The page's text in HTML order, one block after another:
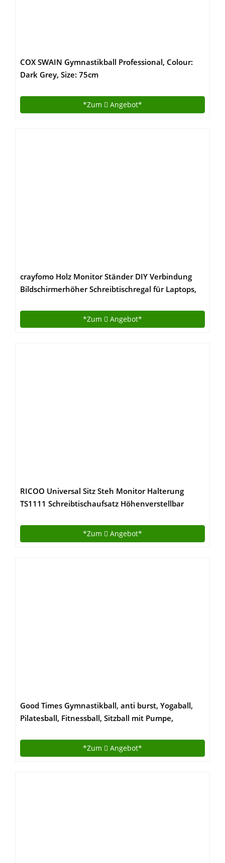
COX SWAIN Gymnastikball Professional, Colour:
Dark Grey, Size: 75cm
*Zum Angebot*
crayfomo Holz Monitor Ständer DIY Verbindung
Bildschirmerhöher Schreibtischregal für Laptops,
Geräte,Schreibtisch Organizer mit Zusätzlicher
Stauraum
*Zum Angebot*
RICOO Universal Sitz Steh Monitor Halterung
TS1111 Schreibtischaufsatz Höhenverstellbar
Monitorstand Weiss Silber
*Zum Angebot*
Good Times Gymnastikball, anti burst, Yogaball,
Pilatesball, Fitnessball, Sitzball mit Pumpe,
*Zum Angebot*